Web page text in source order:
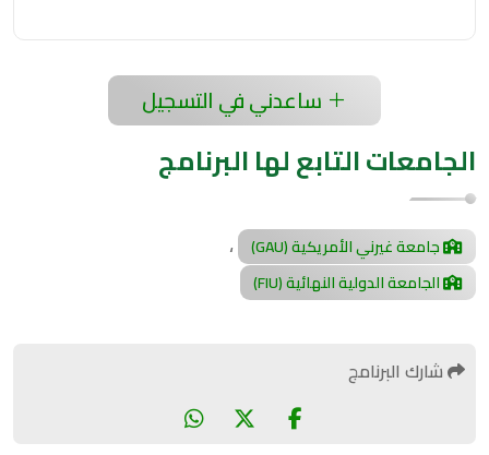
ساعدني في التسجيل
الجامعات التابع لها البرنامج
جامعة غيرني الأمريكية (GAU) ،
الجامعة الدولية النهائية (FIU)
شارك البرنامج